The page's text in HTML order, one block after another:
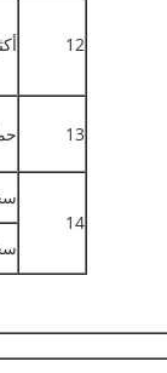
12
13
14